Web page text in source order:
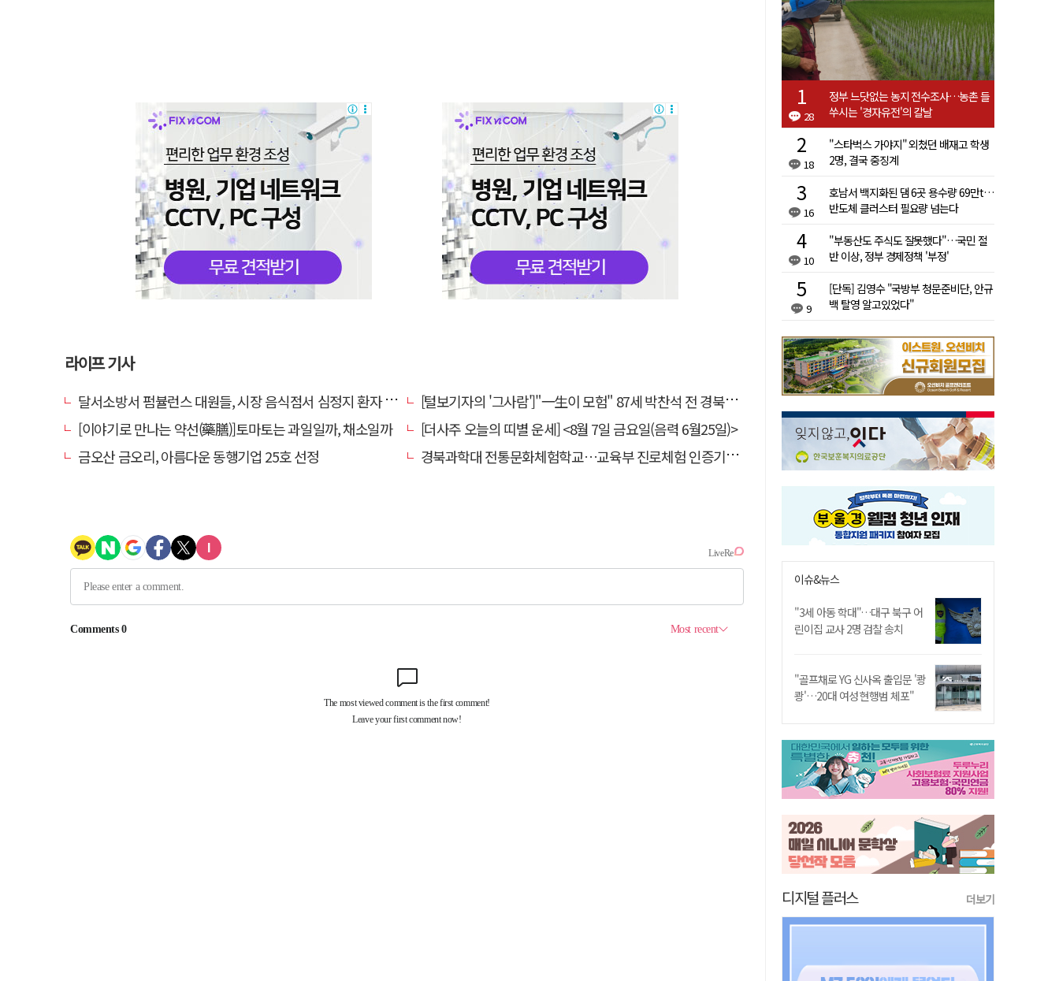
라이프 기사
달서소방서 펌뷸런스 대원들, 시장 음식점서 심정지 환자 생명 살려
[털보기자의 '그사람']"一生이 모험" 87세 박찬석 전 경북대 총장
[이야기로 만나는 약선(藥膳)]토마토는 과일일까, 채소일까
[더사주 오늘의 띠별 운세] <8월 7일 금요일(음력 6월25일)>
금오산 금오리, 아름다운 동행기업 25호 선정
경북과학대 전통문화체험학교…교육부 진로체험 인증기관 선정
28
정부 느닷없는 농지 전수조사…농촌 들
쑤시는 '경자유전'의 칼날
18
"스타벅스 가야지" 외쳤던 배재고 학생
2명, 결국 중징계
16
호남서 백지화된 댐 6곳 용수량 69만t…
반도체 클러스터 필요량 넘는다
10
"부동산도 주식도 잘못했다"…국민 절
반 이상, 정부 경제정책 '부정'
9
[단독] 김영수 "국방부 청문준비단, 안규
백 탈영 알고있었다"
이슈&뉴스
"3세 아동 학대"…대구 북구 어
린이집 교사 2명 검찰 송치
"골프채로 YG 신사옥 출입문 '쾅
쾅'…20대 여성 현행범 체포"
디지털 플러스 더보기